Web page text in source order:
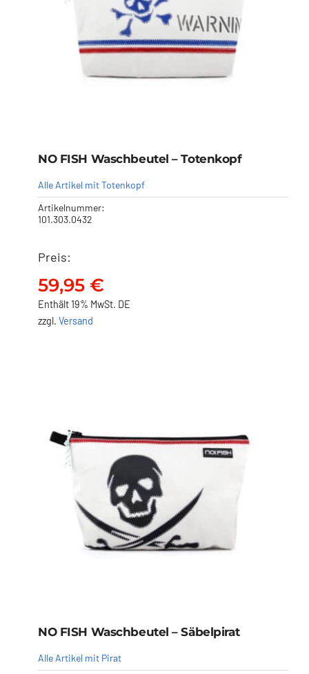
NO FISH Waschbeutel –
59,95
NO FISH Waschbeutel – Totenkopf
Alle Artikel mit Totenkopf
Artikelnummer:
101.303.0432
Preis:
59,95 €
Enthält 19% MwSt. DE
zzgl. Versand
NO FISH Waschbeutel – Säbelpirat
Alle Artikel mit Pirat